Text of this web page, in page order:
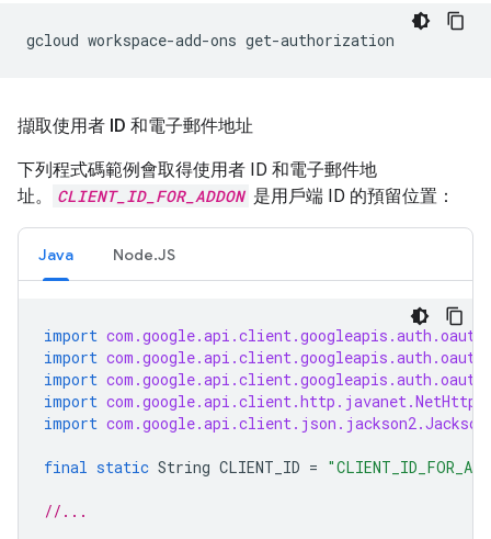
gcloud workspace-add-ons
擷取使用者 ID 和電子郵件地址
下列程式碼範例會取得使用者 ID 和電子郵件地
址。
CLIENT_ID_FOR_ADDON 是用戶端 ID 的預留位置：
Java Node.JS
import
import
import
import
import
final static String CLIENT_ID =
//...